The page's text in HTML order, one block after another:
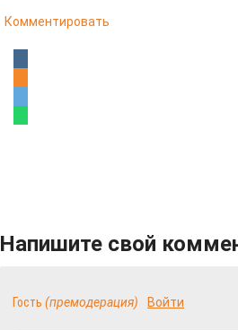
Комментировать
Напишите свой
Гость (премодерация) Войти